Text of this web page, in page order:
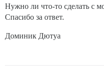
Нужно ли что-то сделать с
Спасибо за ответ.
Доминик Дютуа